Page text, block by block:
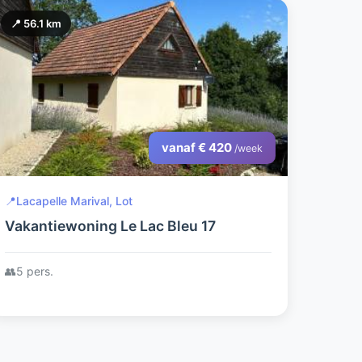
📍 56.1 km
vanaf € 420 /week
📍Lacapelle Marival, Lot
Vakantiewoning Le Lac Bleu 17
👥5 pers.